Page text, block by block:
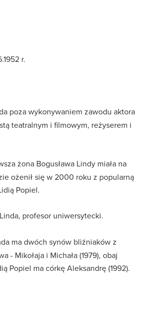
r.
poza wykonywaniem zawodu aktora
teatralnym i filmowym, reżyserem i
żona Bogusława Lindy miała na
ożenił się w 2000 roku z popularną
Popiel.
profesor uniwersytecki.
ma dwóch synów bliźniaków z
- Mikołaja i Michała (1979), obaj
Popiel ma córkę Aleksandrę (1992).